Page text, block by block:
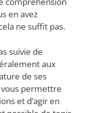
en avez
ne suffit pas.
suivie de
aux
de ses
permettre
et d’agir en